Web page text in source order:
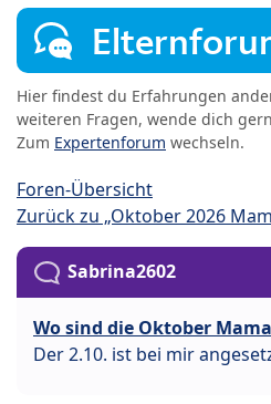
Hier findest du Erfahrungen
weiteren Fragen, wende dich
Zum Expertenforum wechseln.
Foren-Übersicht
Zurück zu „Oktober 2026
Sabrina2602
Wo sind die Oktober
Der 2.10. ist bei mir